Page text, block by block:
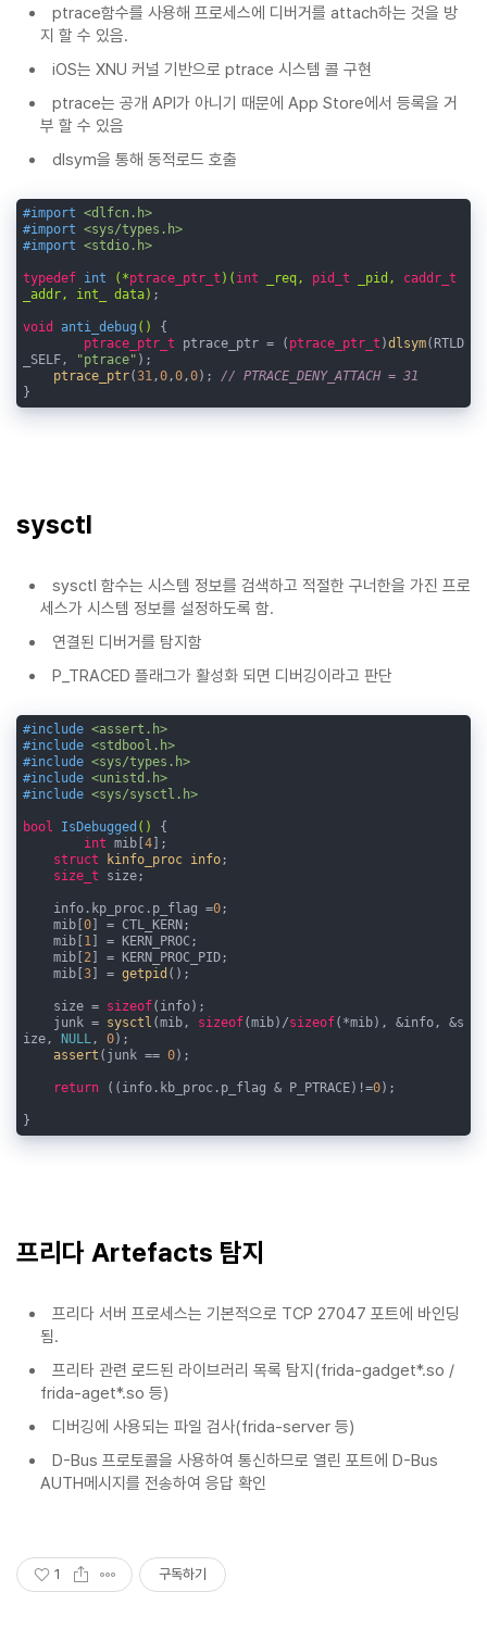
ptrace함수를 사용해 프로세스에 디버거를 attach하는 것을 방
지 할 수 있음.
iOS는 XNU 커널 기반으로 ptrace 시스템 콜 구현
ptrace는 공개 API가 아니기 때문에 App Store에서 등록을 거
부 할 수 있음
dlsym을 통해 동적로드 호출
#import <dlfcn.h>
#import <sys/types.h>
#import <stdio.h>
typedef int (*ptrace_ptr_t ) ( int _req, pid_t _pid, caddr_t
_addr, int_ data) ;
void anti_debug ()
{
ptrace_ptr_t ptrace_ptr = ( ptrace_ptr_t )dlsym(RTLD
_SELF,
"ptrace" );
ptrace_ptr(31,0,0,0); // PTRACE_DENY_ATTACH = 31
}
sysctl
sysctl 함수는 시스템 정보를 검색하고 적절한 구너한을 가진 프로
세스가 시스템 정보를 설정하도록 함.
연결된 디버거를 탐지함
P_TRACED 플래그가 활성화 되면 디버깅이라고 판단
#include <assert.h>
#include <stdbool.h>
#include <sys/types.h>
#include <unistd.h>
#include <sys/sysctl.h>
bool IsDebugged ()
{
int mib[ 4 ];
struct
kinfo_proc info;
size_t size;
    info.kp_proc.p_flag =
0;
    mib[
0 ] = CTL_KERN;
    mib[
1 ] = KERN_PROC;
    mib[
2 ] = KERN_PROC_PID;
    mib[
3 ] = getpid ();
    size =
sizeof(info);
    junk =
sysctl (mib, sizeof(mib)/sizeof(*mib), &info, &s
ize,
NULL, 0);
assert (junk == 0);
return ((info.kb_proc.p_flag & P_PTRACE)!=0);
}
프리다 Artefacts 탐지
프리다 서버 프로세스는 기본적으로 TCP 27047 포트에 바인딩
됨.
프리타 관련 로드된 라이브러리 목록 탐지(frida-gadget*.so /
frida-aget*.so 등)
디버깅에 사용되는 파일 검사(frida-server 등)
D-Bus 프로토콜을 사용하여 통신하므로 열린 포트에 D-Bus
AUTH메시지를 전송하여 응답 확인
1 구독하기